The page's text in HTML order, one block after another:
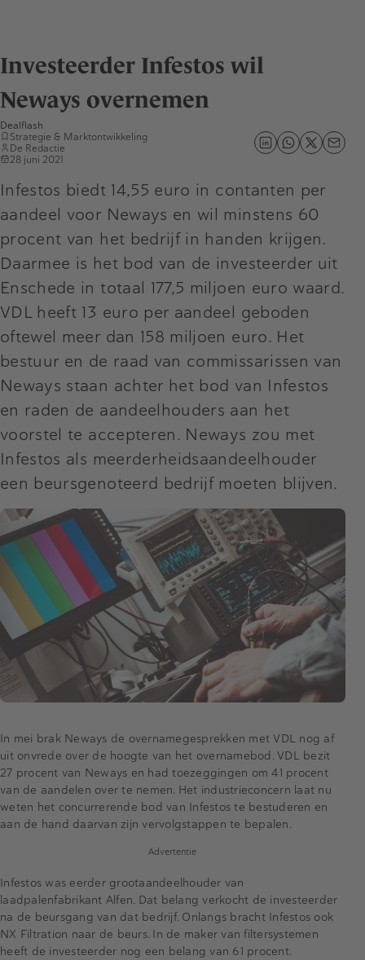
Investeerder Infestos wil
Neways overnemen
Dealflash
Strategie & Marktontwikkeling
De Redactie
28 juni 2021
Infestos biedt 14,55 euro in contanten per
aandeel voor Neways en wil minstens 60
procent van het bedrijf in handen krijgen.
Daarmee is het bod van de investeerder uit
Enschede in totaal 177,5 miljoen euro waard.
VDL heeft 13 euro per aandeel geboden
oftewel meer dan 158 miljoen euro. Het
bestuur en de raad van commissarissen van
Neways staan achter het bod van Infestos
en raden de aandeelhouders aan het
voorstel te accepteren. Neways zou met
Infestos als meerderheidsaandeelhouder
een beursgenoteerd bedrijf moeten blijven.
In mei brak Neways de overnamegesprekken met VDL nog af
uit onvrede over de hoogte van het overnamebod. VDL bezit
27 procent van Neways en had toezeggingen om 41 procent
van de aandelen over te nemen. Het industrieconcern laat nu
weten het concurrerende bod van Infestos te bestuderen en
aan de hand daarvan zijn vervolgstappen te bepalen.
Advertentie
Infestos was eerder grootaandeelhouder van
laadpalenfabrikant Alfen. Dat belang verkocht de investeerder
na de beursgang van dat bedrijf. Onlangs bracht Infestos ook
NX Filtration naar de beurs. In de maker van filtersystemen
heeft de investeerder nog een belang van 61 procent.